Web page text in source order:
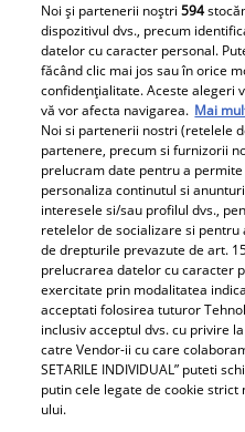
Noi și partenerii noștri594
dispozitivul dvs., precum
datelor cu caracter personal.
făcând clic mai jos sau în orice
confidențialitate. Aceste alegeri
vă vor afecta navigarea. Mai
Noi si partenerii nostri (retelele
partenere, precum si furnizorii
prelucram date pentru a
personaliza continutul si
interesele si/sau profilul dvs.,
retelelor de socializare si
de drepturile prevazute de art.
prelucrarea datelor cu caracter
exercitate prin modalitatea
acceptati folosirea tuturor
inclusiv acceptul dvs. cu privire
catre Vendor-ii cu care
SETARILE INDIVIDUAL” puteti
putin cele legate de cookie
ului.